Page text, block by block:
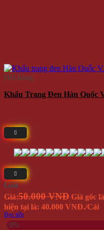
hiện tại là: 40.000 VNĐ.
/Cái
Đọc tiếp
-9%